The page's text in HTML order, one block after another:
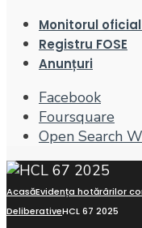
Monitorul
Registru FOSE
Anunțuri
Facebook
Foursquare
Open Search
AcasăEvidența hotărârilor
DeliberativeHCL 67 2025